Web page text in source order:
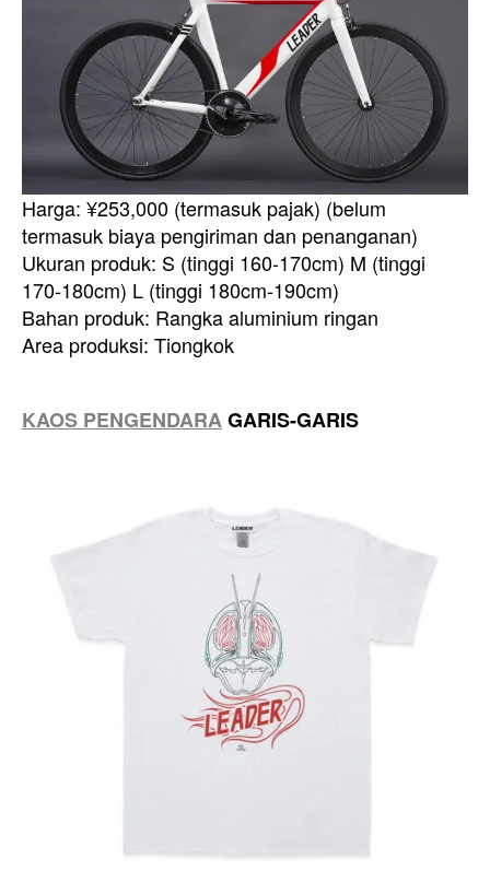
Harga: ¥253,000 (termasuk pajak) (belum
termasuk biaya pengiriman dan penanganan)
Ukuran produk: S (tinggi 160-170cm) M (tinggi
170-180cm) L (tinggi 180cm-190cm)
Bahan produk: Rangka aluminium ringan
Area produksi: Tiongkok
KAOS PENGENDARAGARIS-GARIS